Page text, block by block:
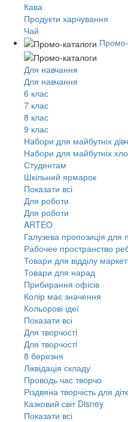
Кава
Продукти харчування
Чай
Промо-
Для навчання
Для навчання
6 клас
7 клас
8 клас
9 клас
Набори для майбутніх
Набори для майбутніх
Студентам
Шкільний ярмарок
Показати всі
Для роботи
Для роботи
ARTEO
Галузева пропозиція для
Рабочее пространство
Товари для відділу
Товари для нарад
Прибирання офісів
Колір має значення
Кольорові ідеї
Показати всі
Для творчостi
Для творчостi
8 березня
Ліквідація складу
Проводь час творчо
Різдвяна творчість для
Казковий світ Disney
Показати всі